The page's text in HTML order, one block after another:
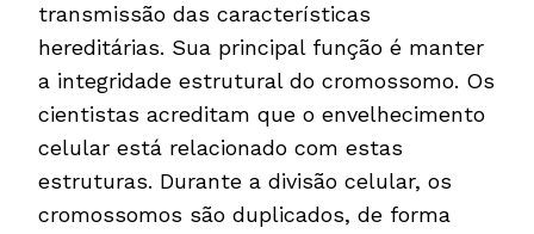
transmissão das características
hereditárias. Sua principal função é manter
a integridade estrutural do cromossomo. Os
cientistas acreditam que o envelhecimento
celular está relacionado com estas
estruturas. Durante a divisão celular, os
cromossomos são duplicados, de forma